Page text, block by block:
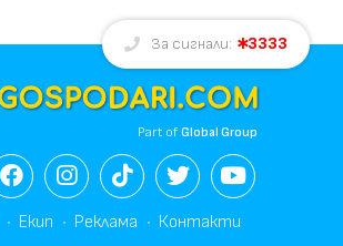
За сигнали: 3333
Part ofGlobal Group
Екип Реклама Контакти